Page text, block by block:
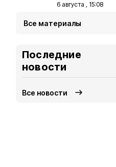
6 августа , 15:08
Все материалы
Последние
новости
Все новости